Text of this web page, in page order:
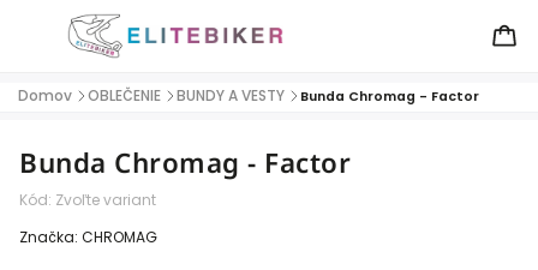
Domov / OBLEČENIE / BUNDY A VESTY / Bunda Chromag - Factor
Bunda Chromag - Factor
Kód: Zvoľte variant
Značka: CHROMAG